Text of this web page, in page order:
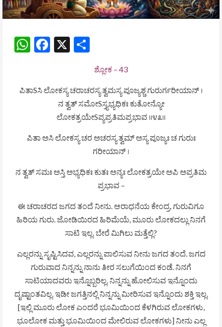
WhatsApp
Facebook
X
ಶ್ಲೋಕ – 43
ಪಿತಾSಸಿ ಲೋಕಸ್ಯ ಚರಾಚರಸ್ಯ ತ್ವಮಸ್ಯ ಪೂಜ್ಯಶ್ಚ ಗುರುರ್ಗರೀಯಾನ್ ।
ನ ತ್ವತ್ ಸಮೋSಸ್ತ್ಯಭ್ಯಧಿಕಃ ಕುತೋನ್ಯೋ
ಲೋಕತ್ರಯೇSಪ್ಯಪ್ರತಿಮಪ್ರಭಾವ ॥೪೩॥
ಪಿತಾ ಅಸಿ ಲೋಕಸ್ಯ ಚರ ಅಚರಸ್ಯ ತ್ವಮ್ ಅಸ್ಯ ಪೂಜ್ಯಃ ಚ ಗುರುಃ
ಗರೀಯಾನ್ ।
ನ ತ್ವತ್ ಸಮಃ ಅಸ್ತಿ ಅಭ್ಯಧಿಕಃ ಕುತಃ ಅನ್ಯಃ ಲೋಕತ್ರಯೇ ಅಪಿ ಅಪ್ರತಿಮ
ಪ್ರಭಾವ –
ಈ ಚರಾಚರದ ಜಗದ ತಂದೆ ನೀನು. ಆರಾಧನೆಯ ಕೇಂದ್ರ. ಗುರುವಿಗೂ
ಹಿರಿಯ ಗುರು. ಜೋಡಿಯಿರದ ಹಿರಿಮೆಯೆ, ಮೂರು ಲೋಕದಲ್ಲು ನಿನಗೆ
ಸಾಟಿ ಇಲ್ಲ. ಬೇರೆ ಮಿಗಿಲು ಮತ್ತೆಲ್ಲಿ?
ಎಲ್ಲರನ್ನು ಸೃಷ್ಟಿಸಿದವ, ಎಲ್ಲರನ್ನು ಪಾಲಿಸುವ ನೀನು ಜಗದ ತಂದೆ. ಜಗದ
ಗುರುವಾದ ನಿನ್ನನ್ನು ನಾನು ತೀರ ಸಲುಗೆಯಿಂದ ಕಂಡೆ. ನಿನಗೆ
ಸಾಟಿಯಾದವರು ಇನ್ನೊಬ್ಬರಿಲ್ಲ. ನಿನ್ನನ್ನು ಹೋಲಿಸುವ ಇನ್ನೊಂದು
ದೃಷ್ಟಾಂತವಿಲ್ಲ. ಇಡೀ ಜಗತ್ತಿನಲ್ಲಿ ನಿನ್ನನ್ನು ಮೀರಿಸುವ ಇನ್ನೊಂದು ಶಕ್ತಿ ಇಲ್ಲ.
[ಇಲ್ಲಿ ಮೂರು ಲೋಕ ಎಂದರೆ ಭೂಮಿಯಿಂದ ಕೆಳಗಿರುವ ಲೋಕಗಳು,
ಭೂಲೋಕ ಮತ್ತು ಭೂಮಿಯಿಂದ ಮೇಲಿರುವ ಲೋಕಗಳು] ನೀನು ಎಲ್ಲ